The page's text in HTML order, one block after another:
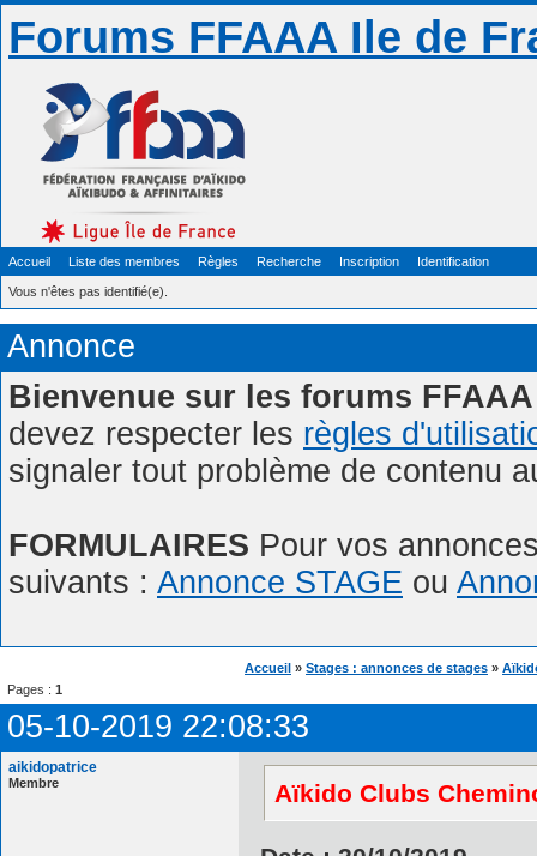
Forums FFAAA Ile de
Accueil Liste des membres Règles Recherche Inscription Identification
Vous n'êtes pas identifié(e).
Annonce
Bienvenue sur les forums FFAAA
devez respecter les règles
signaler tout problème de contenu
FORMULAIRES Pour vos
suivants : Annonce STAGE ou
Accueil » Stages : annonces de stages »
Pages : 1
05-10-2019 22:08:33
aikidopatrice
Membre Aïkido Clubs